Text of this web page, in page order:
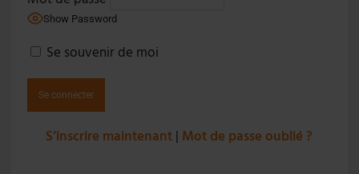
Show Password
Se souvenir de moi
S’inscrire maintenant | Mot de passe oublié ?